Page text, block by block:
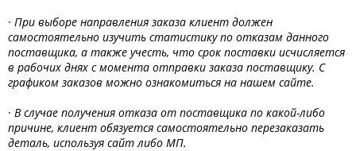
· При выборе направления заказа клиент должен
самостоятельно изучить статистику по отказам данного
поставщика, а также учесть, что срок поставки исчисляется
в рабочих днях с момента отправки заказа поставщику. С
графиком заказов можно ознакомиться на нашем сайте.
· В случае получения отказа от поставщика по какой-либо
причине, клиент обязуется самостоятельно перезаказать
деталь, используя сайт либо МП.